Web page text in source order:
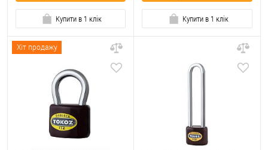
Купити в 1 клік Купити в 1 клік
Хіт продажу